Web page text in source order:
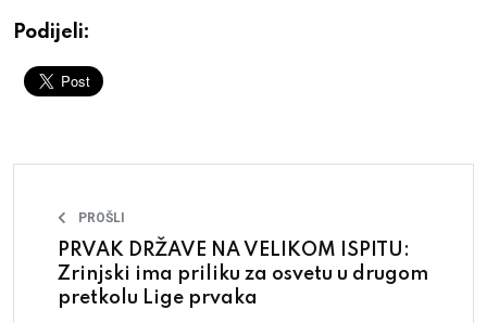
Podijeli:
PROŠLI
PRVAK DRŽAVE NA VELIKOM ISPITU:
Zrinjski ima priliku za osvetu u drugom
pretkolu Lige prvaka